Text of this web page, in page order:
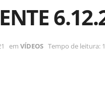
em VÍDEOS Tempo de leitura: